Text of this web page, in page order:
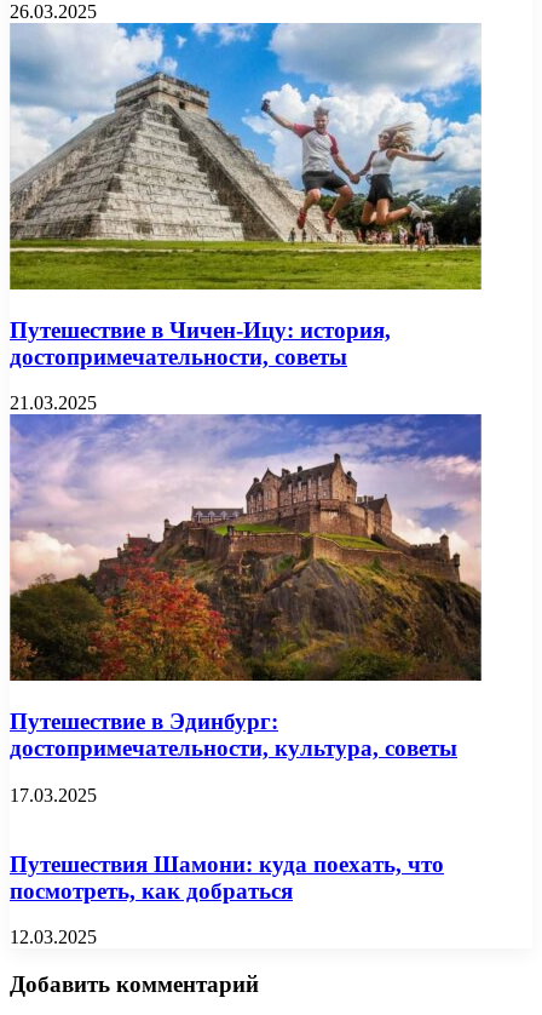
26.03.2025
Путешествие в Чичен-Ицу: история,
достопримечательности, советы
21.03.2025
Путешествие в Эдинбург:
достопримечательности, культура, советы
17.03.2025
Путешествия Шамони: куда поехать, что
посмотреть, как добраться
12.03.2025
Добавить комментарий